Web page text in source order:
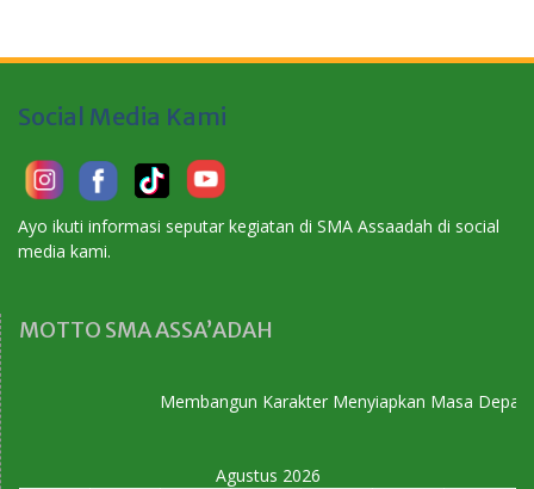
Social Media Kami
Ayo ikuti informasi seputar kegiatan di SMA Assaadah di social
media kami.
MOTTO SMA ASSA’ADAH
Membangun Karakter Menyiapkan Masa Depan
Agustus 2026